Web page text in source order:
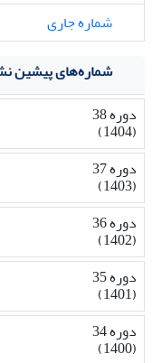
شماره جاری
شماره‌های پیشین
دوره 38
(1404)
دوره 37
(1403)
دوره 36
(1402)
دوره 35
(1401)
دوره 34
(1400)